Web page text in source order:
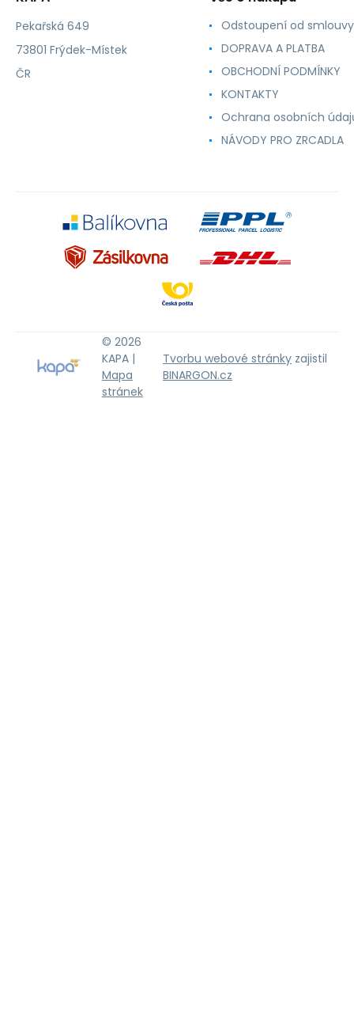
Pekařská 649
73801 Frýdek-Místek
ČR
Odstoupení od smlouvy
DOPRAVA A PLATBA
OBCHODNÍ PODMÍNKY
KONTAKTY
Ochrana osobních
NÁVODY PRO ZRCADLA
© 2026
KAPA |
Mapa
stránek
Tvorbu webové stránky zajistil
BINARGON.cz